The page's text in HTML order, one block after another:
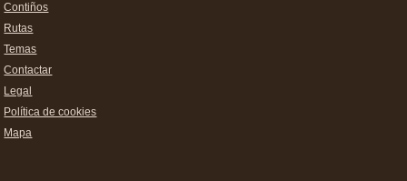
Contiños
Rutas
Temas
Contactar
Legal
Política de cookies
Mapa